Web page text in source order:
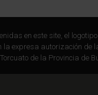
en este site, el
expresa autorización
de la Provincia de